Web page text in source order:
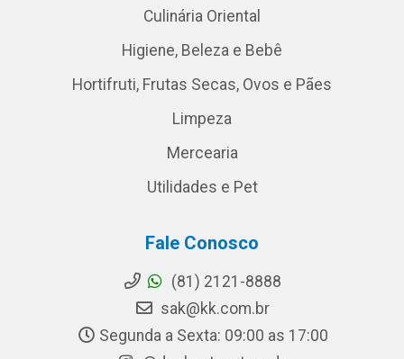
Culinária Oriental
Higiene, Beleza e Bebê
Hortifruti, Frutas Secas, Ovos e Pães
Limpeza
Mercearia
Utilidades e Pet
Fale Conosco
(81) 2121-8888
sak@kk.com.br
Segunda a Sexta: 09:00 as 17:00